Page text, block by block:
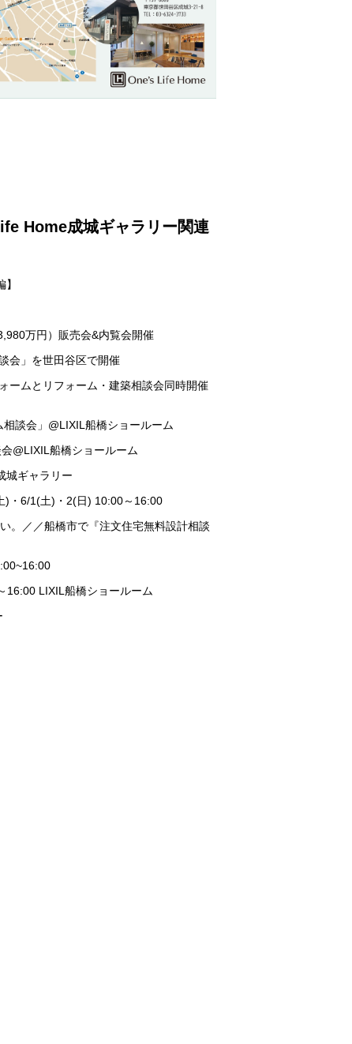
Home成城ギャラリー関連
万円）販売会&内覧会開催
会」を世田谷区で開催
ームとリフォーム・建築相談会同時開催
談会」@LIXIL船橋ショールーム
@LIXIL船橋ショールーム
城ギャラリー
)・6/1(土)・2(日) 10:00～16:00
。／／船橋市で『注文住宅無料設計相談
16:00 LIXIL船橋ショールーム